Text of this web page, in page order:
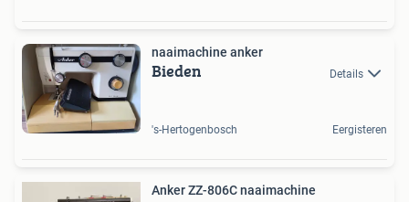
naaimachine anker
Bieden Details
's-Hertogenbosch Eergisteren
Anker ZZ-806C naaimachine